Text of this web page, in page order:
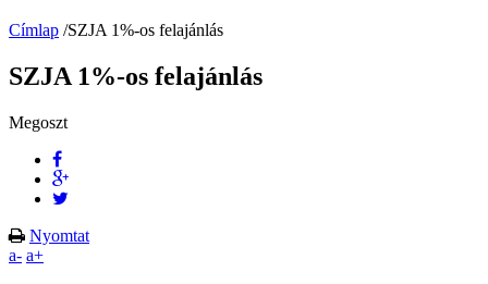
Címlap /SZJA 1%-os felajánlás
SZJA 1%-os felajánlás
Megoszt
Nyomtat
a- a+